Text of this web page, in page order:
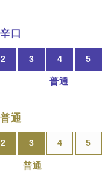
辛口
2 3 4 5
普通
普通
2 3 4 5
普通